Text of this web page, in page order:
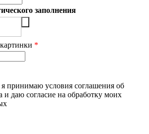
заполнения
*
принимаю условия соглашения об
и даю согласие на обработку моих